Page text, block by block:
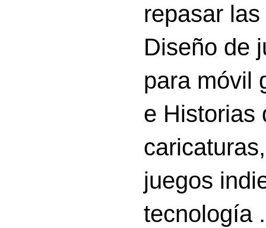
repasar
Diseño de
para móvil
e Historias
juegos
tecnología